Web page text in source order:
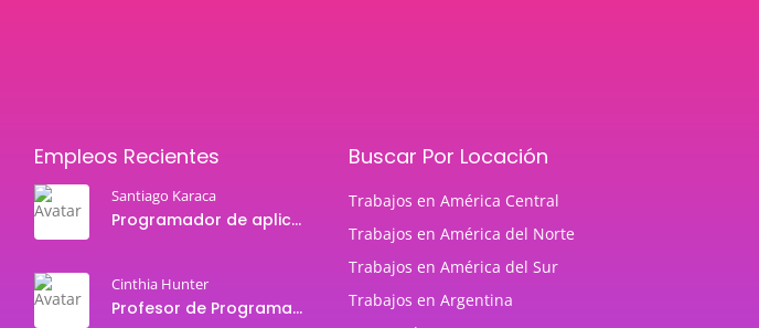
Empleos Recientes
Santiago Karaca
Programador de aplicaciones Android
Cinthia Hunter
Profesor de Programación Java
Buscar Por Locación
Trabajos en América Central
Trabajos en América del Norte
Trabajos en América del Sur
Trabajos en Argentina